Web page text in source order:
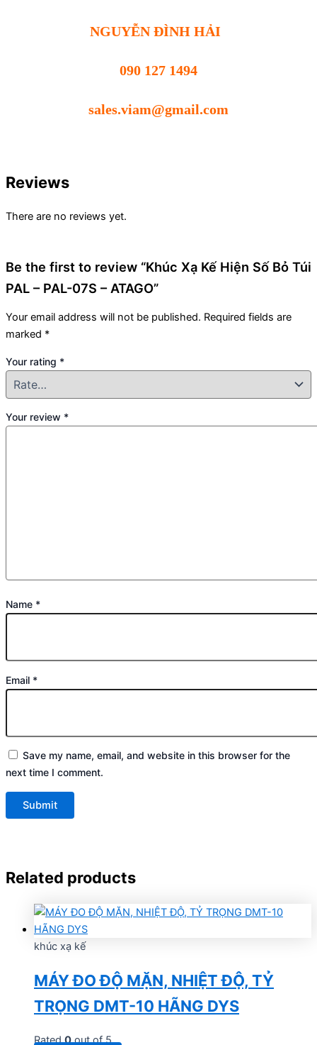
NGUYỄN ĐÌNH HẢI
090 127 1494
sales.viam@gmail.com
Reviews
There are no reviews yet.
Be the first to review “Khúc Xạ Kế Hiện Số Bỏ Túi
PAL – PAL-07S – ATAGO”
Your email address will not be published. Required fields are
marked *
Your rating *
Your review *
Name *
Email *
Save my name, email, and website in this browser for the
next time I comment.
Related products
khúc xạ kế
MÁY ĐO ĐỘ MẶN, NHIỆT ĐỘ, TỶ
TRỌNG DMT-10 HÃNG DYS
Rated0out of 5